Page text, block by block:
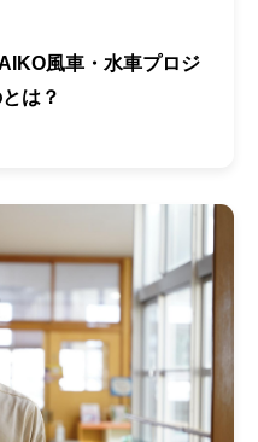
風車・水車プロジ
は？